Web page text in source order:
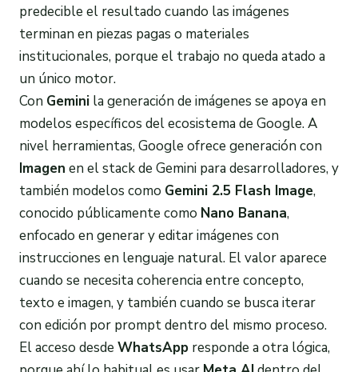
predecible el resultado cuando las imágenes
terminan en piezas pagas o materiales
institucionales, porque el trabajo no queda atado a
un único motor.
Con Gemini la generación de imágenes se apoya en
modelos específicos del ecosistema de Google. A
nivel herramientas, Google ofrece generación con
Imagen en el stack de Gemini para desarrolladores, y
también modelos como Gemini 2.5 Flash Image,
conocido públicamente como Nano Banana,
enfocado en generar y editar imágenes con
instrucciones en lenguaje natural. El valor aparece
cuando se necesita coherencia entre concepto,
texto e imagen, y también cuando se busca iterar
con edición por prompt dentro del mismo proceso.
El acceso desde WhatsApp responde a otra lógica,